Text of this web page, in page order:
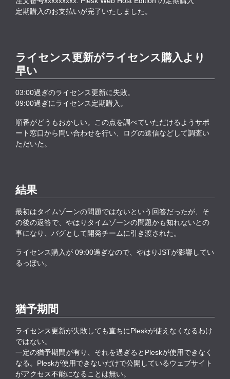
定期購入のお支払いが完了いたしました。
ライセンス更新がライセンス購入より
早い
03:00過ぎのライセンス更新に失敗。
09:00過ぎにライセンス定期購入。
順番がどうもおかしい。この点を調べていただけるようサポ
ート窓口から問い合わせを行い、ログの送信などして調査い
ただいた。
結果
最初はタイムゾーンの問題ではないという回答だったが、そ
の後の返答で、やはりタイムゾーンの問題かも知れないとの
事になり、バグとして開発チームに引き渡された。
ライセンス購入が 09:00過ぎなので、やはりJSTが影響してい
るっぽい。
猶予期間
ライセンス更新が失敗しても直ちにPleskが使えなくなるわけ
ではない。
一定の猶予期間が有り、それを過ぎるとPleskが使用できなく
なる。Pleskが使用できないだけで公開しているウェブサイト
がアクセス不能になることは無い。